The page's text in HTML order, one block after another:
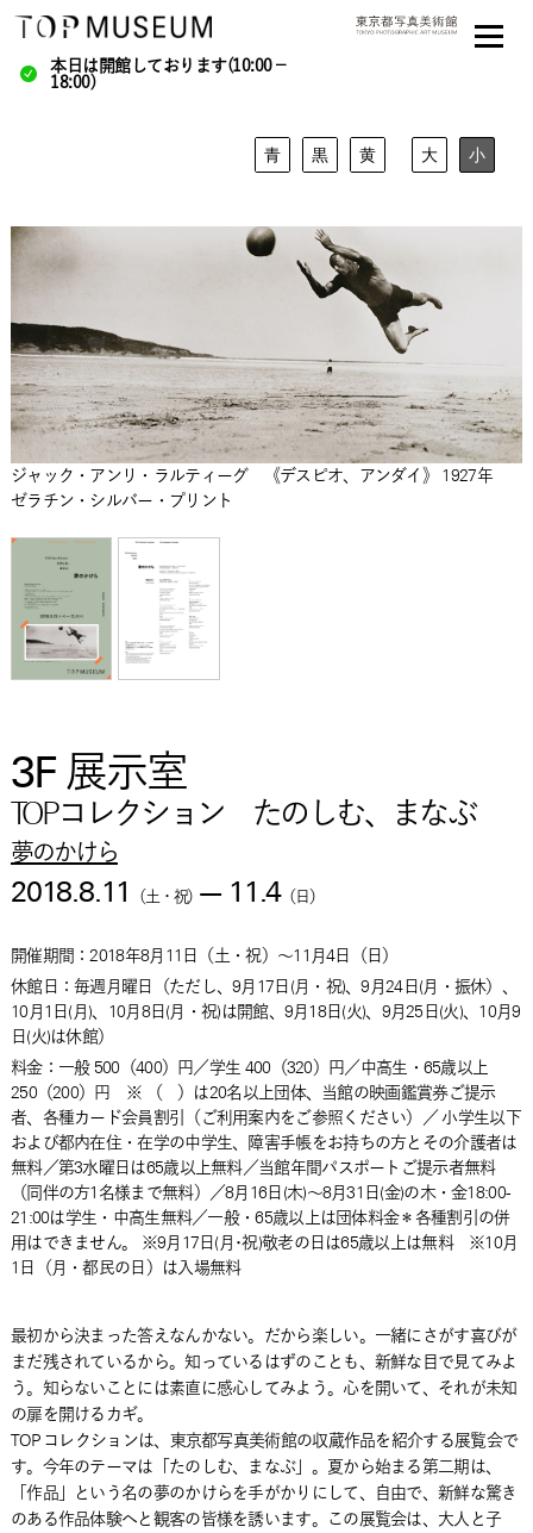
本日は開館しております(10:00－
18:00)
青 黒 黄 大 小
ジャック・アンリ・ラルティーグ 《デスピオ、アンダイ》 1927年
ゼラチン・シルバー・プリント
3F 展示室
TOPコレクション たのしむ、まなぶ
夢のかけら
2018.8.11 （土・祝）— 11.4（ 日 ）
開催期間：2018年8月11日 （土・祝） ～11月4日 （日）
休館日：毎週月曜日（ただし、9月17日(月・祝)、9月24日(月・振休）、
10月1日(月)、10月8日(月・祝)は開館、9月18日(火)、9月25日(火)、10月9
日(火)は休館）
料金： 一般 500（400）円／学生 400（320）円／中高生・65歳以上
250（200）円 ※ （ ）は20名以上団体、当館の映画鑑賞券ご提示
者、各種カード会員割引（ご利用案内をご参照ください）／ 小学生以下
および都内在住・在学の中学生、障害手帳をお持ちの方とその介護者は
無料／第3水曜日は65歳以上無料／当館年間パスポートご提示者無料
（同伴の方1名様まで無料）／8月16日(木)～8月31日(金)の木・金18:00-
21:00は学生・中高生無料／一般・65歳以上は団体料金＊各種割引の併
用はできません。 ※9月17日(月･祝)敬老の日は65歳以上は無料 ※10月
1日（月・都民の日）は入場無料
最初から決まった答えなんかない。だから楽しい。一緒にさがす喜びが
まだ残されているから。知っているはずのことも、新鮮な目で見てみよ
う。知らないことには素直に感心してみよう。心を開いて、それが未知
の扉を開けるカギ。
TOP コレクションは、東京都写真美術館の収蔵作品を紹介する展覧会で
す。今年のテーマは「たのしむ、まなぶ」。夏から始まる第二期は、
「作品」という名の夢のかけらを手がかりにして、自由で、新鮮な驚き
のある作品体験へと観客の皆様を誘います。この展覧会は、大人と子